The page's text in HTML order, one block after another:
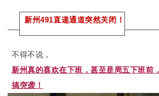
新州491直递通道突然关闭！
不得不说，
新州真的喜欢在下班，甚至是周五下班前，
搞突袭！